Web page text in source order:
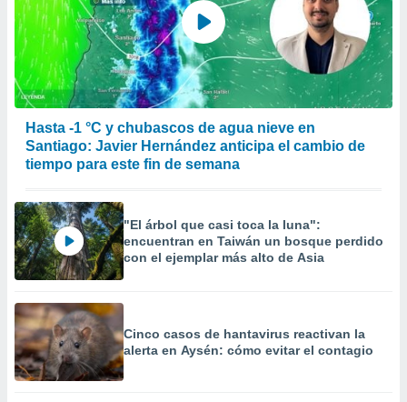
Hasta -1 °C y chubascos de agua nieve en
Santiago: Javier Hernández anticipa el cambio de
tiempo para este fin de semana
"El árbol que casi toca la luna":
encuentran en Taiwán un bosque perdido
con el ejemplar más alto de Asia
Cinco casos de hantavirus reactivan la
alerta en Aysén: cómo evitar el contagio